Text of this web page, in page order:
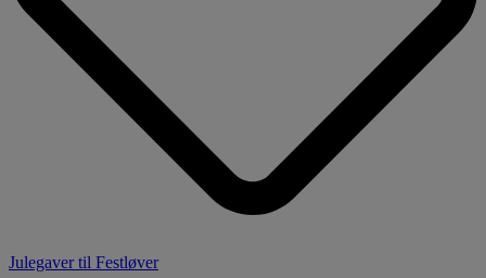
Julegaver til Festløver